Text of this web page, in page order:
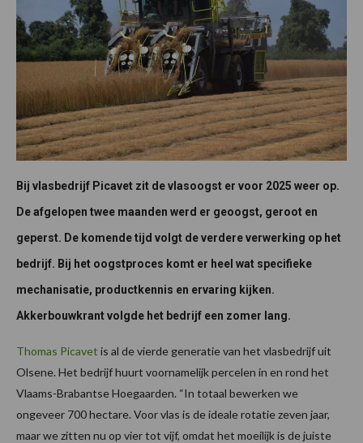
Bij vlasbedrijf Picavet zit de vlasoogst er voor 2025 weer op.
De afgelopen twee maanden werd er geoogst, geroot en
geperst. De komende tijd volgt de verdere verwerking op het
bedrijf. Bij het oogstproces komt er heel wat specifieke
mechanisatie, productkennis en ervaring kijken.
Akkerbouwkrant volgde het bedrijf een zomer lang.
Thomas Picavet is al de vierde generatie van het vlasbedrijf uit
Olsene. Het bedrijf huurt voornamelijk percelen in en rond het
Vlaams-Brabantse Hoegaarden. “In totaal bewerken we
ongeveer 700 hectare. Voor vlas is de ideale rotatie zeven jaar,
maar we zitten nu op vier tot vijf, omdat het moeilijk is de juiste